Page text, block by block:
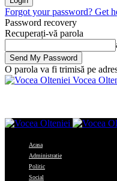
Forgot your password? Get
Password recovery
Recuperați-vă parola
O parola va fi trimisă pe
Vocea
Acasa
Administratie
Politic
Social